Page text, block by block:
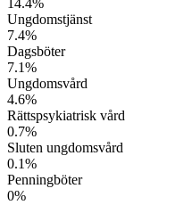
14.4%
Ungdomstjänst
7.4%
Dagsböter
7.1%
Ungdomsvård
4.6%
Rättspsykiatrisk vård
0.7%
Sluten ungdomsvård
0.1%
Penningböter
0%